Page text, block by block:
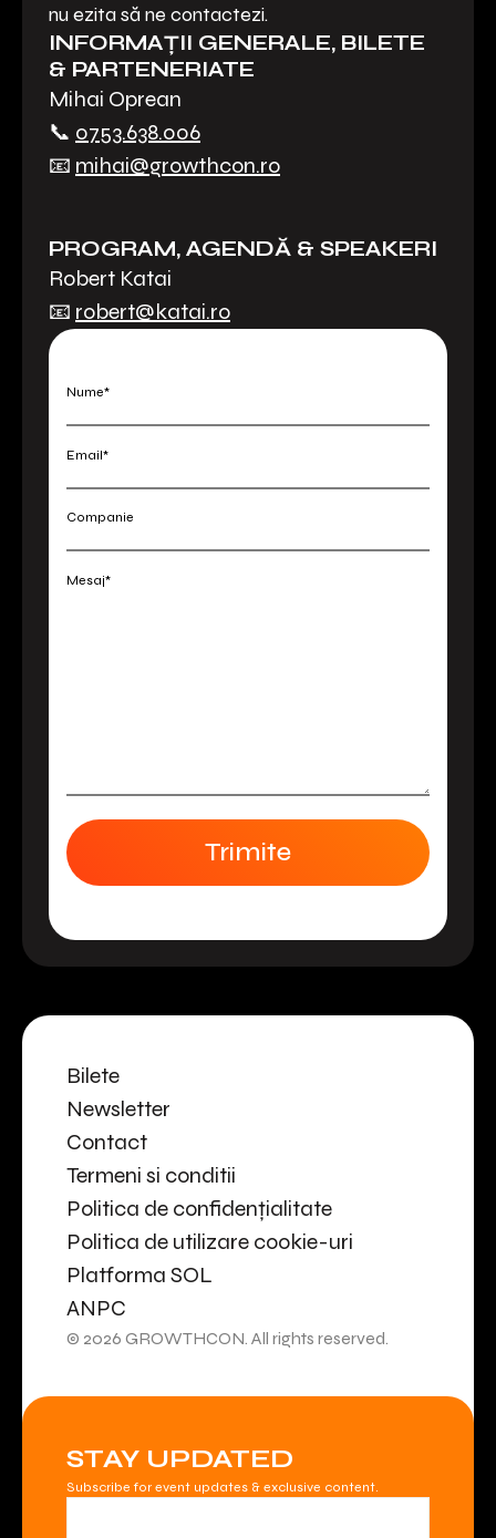
nu ezita să ne contactezi.
INFORMAȚII GENERALE, BILETE
& PARTENERIATE
Mihai Oprean
📞 0753.638.006
📧 mihai@growthcon.ro
PROGRAM, AGENDĂ & SPEAKERI
Robert Katai
📧 robert@katai.ro
Nume*
Email*
Companie
Mesaj*
Bilete
Newsletter
Contact
Termeni si conditii
Politica de confidențialitate
Politica de utilizare cookie-uri
Platforma SOL
ANPC
© 2026 GROWTHCON. All rights reserved.
STAY UPDATED
Subscribe for event updates & exclusive content.